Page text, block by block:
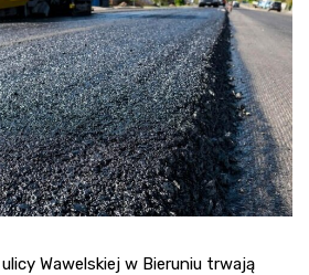
Wawelskiej w Bieruniu trwają